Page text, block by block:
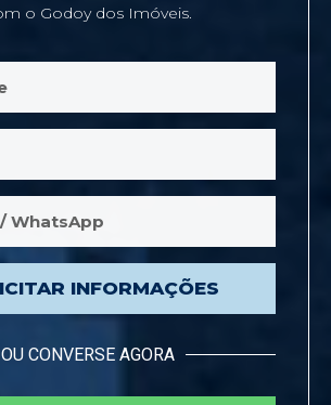
o Godoy dos Imóveis.
INFORMAÇÕES
OU CONVERSE AGORA